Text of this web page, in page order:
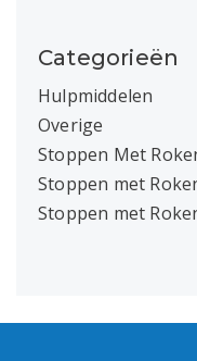
Categorieën
Hulpmiddelen
Overige
Stoppen Met
Stoppen met
Stoppen met